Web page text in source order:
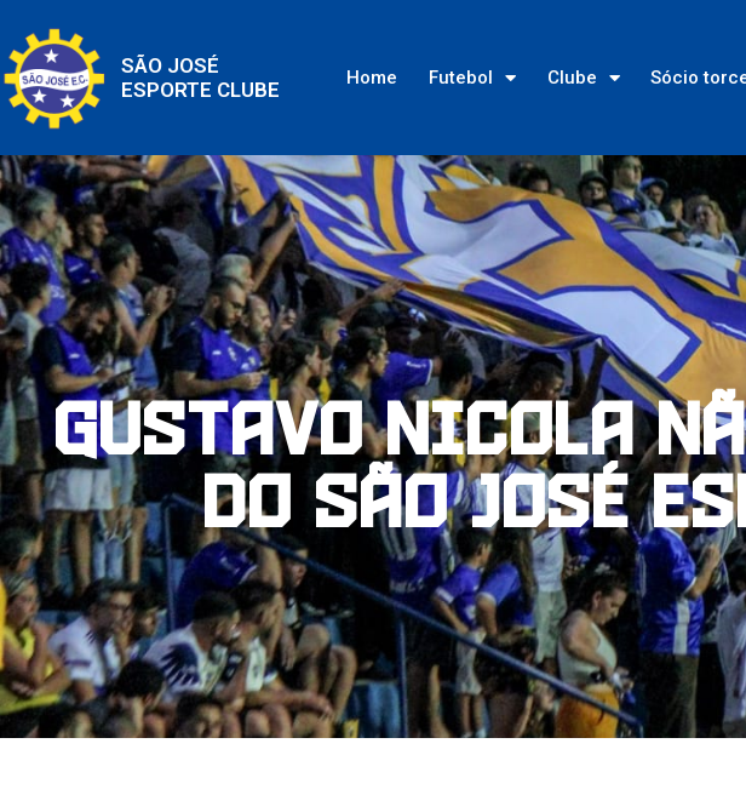
SÃO JOSÉ
ESPORTE CLUBE
Home Futebol Clube Sócio
Gustavo Nicola
do São José